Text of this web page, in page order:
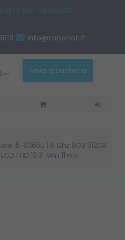
sito dedicato
info@tubenet.it
News e bacheca
I5-8365U 1.6 Ghz 8GB 512GB
FHD 13.3" Win 11 Pro -